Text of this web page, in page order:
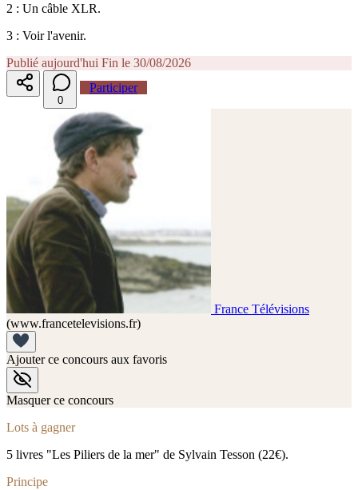
2 : Un câble XLR.
3 : Voir l'avenir.
Publié aujourd'hui Fin le 30/08/2026
0
Participer
France Télévisions
(www.francetelevisions.fr)
Ajouter ce concours aux favoris
Masquer ce concours
Lots à gagner
5 livres "Les Piliers de la mer" de Sylvain Tesson (22€).
Principe